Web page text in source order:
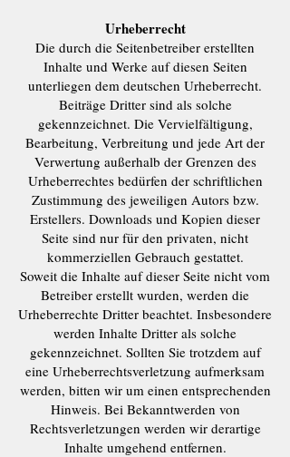
Urheberrecht
Die durch die Seitenbetreiber erstellten
Inhalte und Werke auf diesen Seiten
unterliegen dem deutschen Urheberrecht.
Beiträge Dritter sind als solche
gekennzeichnet. Die Vervielfältigung,
Bearbeitung, Verbreitung und jede Art der
Verwertung außerhalb der Grenzen des
Urheberrechtes bedürfen der schriftlichen
Zustimmung des jeweiligen Autors bzw.
Erstellers. Downloads und Kopien dieser
Seite sind nur für den privaten, nicht
kommerziellen Gebrauch gestattet.
Soweit die Inhalte auf dieser Seite nicht vom
Betreiber erstellt wurden, werden die
Urheberrechte Dritter beachtet. Insbesondere
werden Inhalte Dritter als solche
gekennzeichnet. Sollten Sie trotzdem auf
eine Urheberrechtsverletzung aufmerksam
werden, bitten wir um einen entsprechenden
Hinweis. Bei Bekanntwerden von
Rechtsverletzungen werden wir derartige
Inhalte umgehend entfernen.